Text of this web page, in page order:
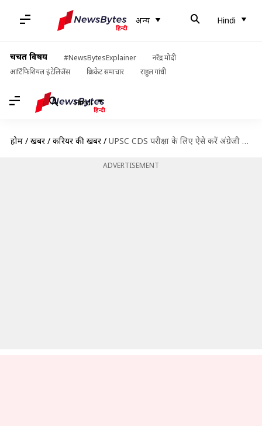
अन्य Hindi
चर्चित विषय #NewsBytesExplainer
नरेंद्र मोदी
आर्टिफिशियल इंटेलिजेंस
क्रिकेट समाचार राहुल गांधी
Hindi
होम / खबरें / करियर की खबरें / UPSC CDS परीक्षा के लिए ऐसे करें अंग्रेजी की तैयारी
ADVERTISEMENT